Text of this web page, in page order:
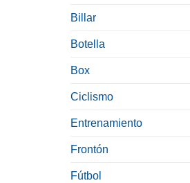
Billar
Botella
Box
Ciclismo
Entrenamiento
Frontón
Fútbol